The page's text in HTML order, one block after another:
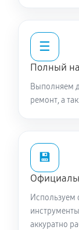
☰
Полный
Выполняем
ремонт, а
💾
аккуратно